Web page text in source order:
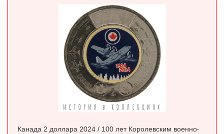
Канада 2 доллара 2024 / 100 лет Королевским военно-